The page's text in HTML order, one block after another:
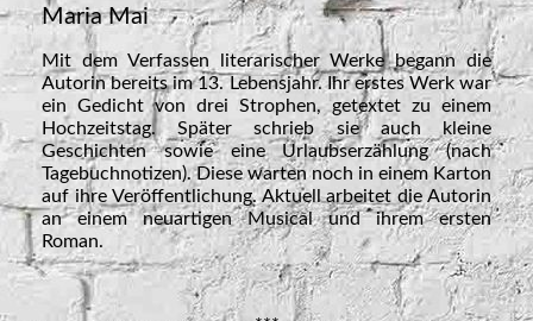
Maria Mai
Mit dem Verfassen literarischer Werke begann die
Autorin bereits im 13. Lebensjahr. Ihr erstes Werk war
ein Gedicht von drei Strophen, getextet zu einem
Hochzeitstag. Später schrieb sie auch kleine
Geschichten sowie eine Urlaubserzählung (nach
Tagebuchnotizen). Diese warten noch in einem Karton
auf ihre Veröffentlichung. Aktuell arbeitet die Autorin
an einem neuartigen Musical und ihrem ersten
Roman.